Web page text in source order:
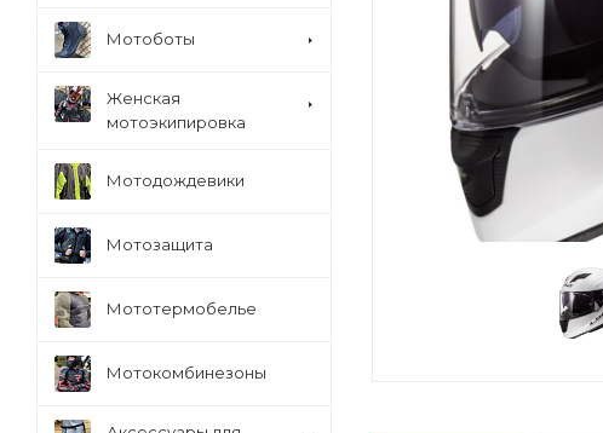
Мотоботы
Женская
мотоэкипировка
Мотодождевики
Мотозащита
Мототермобелье
Мотокомбинезоны